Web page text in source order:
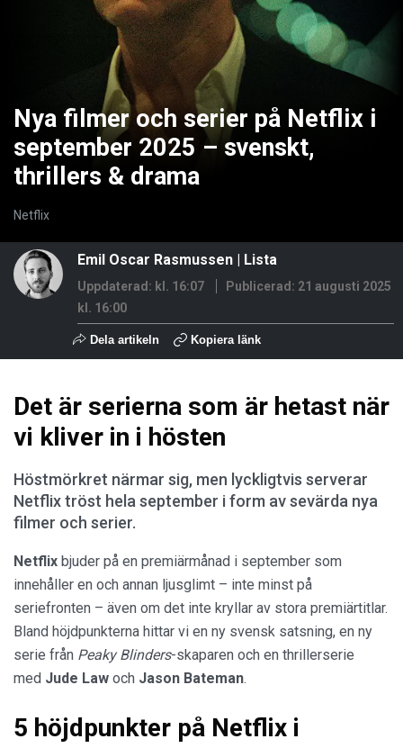
Nya filmer och serier på Netflix i
september 2025 – svenskt,
thrillers & drama
Netflix
Emil Oscar Rasmussen Lista
Uppdaterad: kl. 16:07 Publicerad: 21 augusti 2025
kl. 16:00
Dela artikeln Kopiera länk
Det är serierna som är hetast när
vi kliver in i hösten
Höstmörkret närmar sig, men lyckligtvis serverar
Netflix tröst hela september i form av sevärda nya
filmer och serier.
Netflix bjuder på en premiärmånad i september som
innehåller en och annan ljusglimt – inte minst på
seriefronten – även om det inte kryllar av stora premiärtitlar.
Bland höjdpunkterna hittar vi en ny svensk satsning, en ny
serie från Peaky Blinders-skaparen och en thrillerserie
med Jude Law och Jason Bateman.
5 höjdpunkter på Netflix i